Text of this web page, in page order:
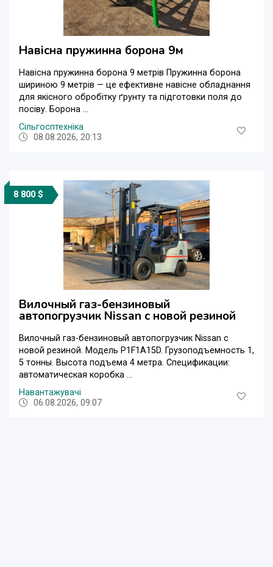
Навісна пружинна борона 9м
Навісна пружинна борона 9 метрів Пружинна борона
шириною 9 метрів — це ефективне навісне обладнання
для якісного обробітку ґрунту та підготовки поля до
посіву. Борона ...
Сільгосптехніка
08.08.2026, 20:13
8 800 $
Вилочный газ-бензиновый
автопогрузчик Nissan с новой резиной
Вилочный газ-бензиновый автопогрузчик Nissan с
новой резиной. Модель P1F1A15D. Грузоподъемность 1,
5 тонны. Высота подъема 4 метра. Спецификации:
автоматическая коробка ...
Навантажувачі
06.08.2026, 09:07